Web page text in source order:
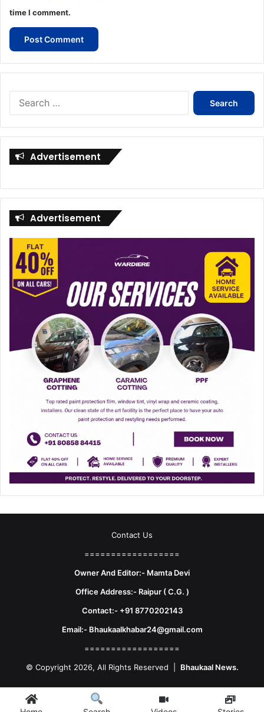
time I comment.
Search
Advertisement
Advertisement
Contact Us
==================
Owner And Editor:- Mamta Devi
Office Address:- Raipur ( C.G. )
Contact:- +91 8770202143
Email:- Bhaukaalkhabar24@gmail.com
==================
© Copyright 2026, All Rights Reserved | Bhaukaal News.
Facebook YouTubeInstagramTelegram